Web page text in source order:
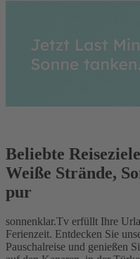
Beliebte
Weiße Strände,
pur
sonnenklar.Tv erfüllt Ihre
Ferienzeit. Entdecken Sie
Pauschalreise und genießen